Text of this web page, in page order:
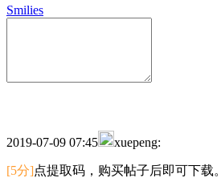
Smilies
2019-07-09 07:45 xuepeng:
[5分]点提取码，购买帖子后即可下载。